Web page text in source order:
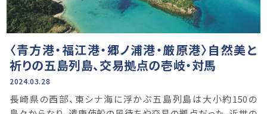
〈青方港・福江港・郷ノ浦港・厳原港〉自然美と
祈りの五島列島、交易拠点の壱岐・対馬
2024.03.28
長崎県の西部、東シナ海に浮かぶ五島列島は大小約150の